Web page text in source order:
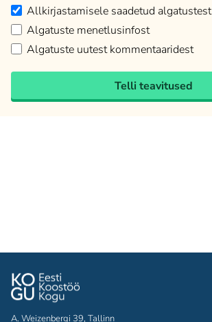
Allkirjastamisele saadetud algatustest
Algatuste menetlusinfost
Algatuste uutest kommentaaridest
Telli teavitused
A. Weizenbergi 39, Tallinn